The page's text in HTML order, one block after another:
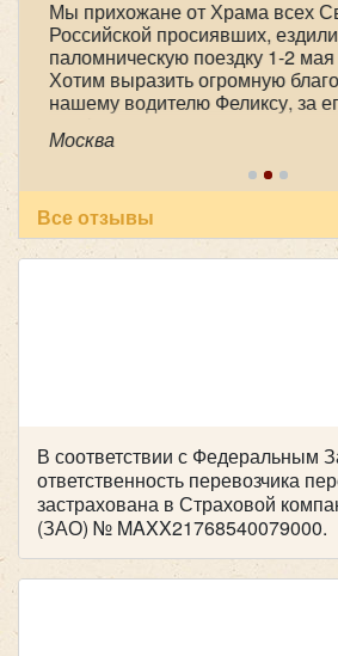
Мы прихожане от Храма всех
Российской просиявших,
паломническую поездку 1-2
Хотим выразить огромную
нашему водителю Феликсу, за
пунктуальность . Побольше
специалистов! Очень приятный
автобусе всегда чисто,
рекомендуем пользоваться
компанией , все слажено и
Желаем успехов и процветания
Москва
Все отзывы
В соответствии с Федеральным
ответственность перевозчика
застрахована в Страховой
(ЗАО) № MAXX21768540079000.